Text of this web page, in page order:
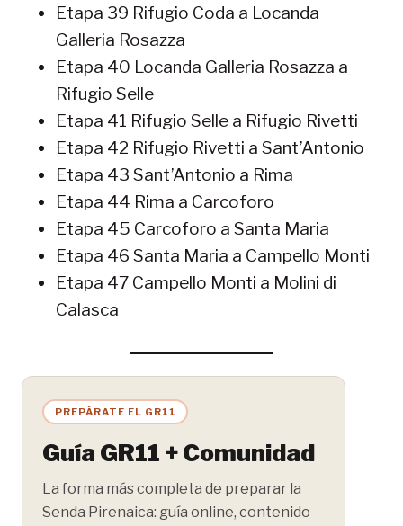
Etapa 39 Rifugio Coda a Locanda
Galleria Rosazza
Etapa 40 Locanda Galleria Rosazza a
Rifugio Selle
Etapa 41 Rifugio Selle a Rifugio Rivetti
Etapa 42 Rifugio Rivetti a Sant’Antonio
Etapa 43 Sant’Antonio a Rima
Etapa 44 Rima a Carcoforo
Etapa 45 Carcoforo a Santa Maria
Etapa 46 Santa Maria a Campello Monti
Etapa 47 Campello Monti a Molini di
Calasca
PREPÁRATE EL GR11
Guía GR11 + Comunidad
La forma más completa de preparar la
Senda Pirenaica: guía online, contenido